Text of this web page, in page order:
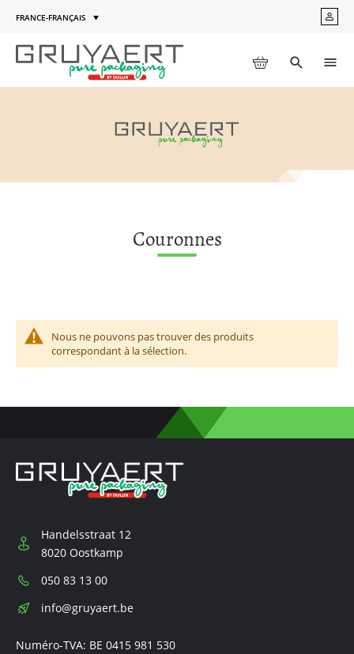
Langue
FRANCE-FRANÇAIS MON
MON PANIER
Toggle
search
Couronnes
Nous ne pouvons pas trouver des produits
correspondant à la sélection.
Handelsstraat 12
8020 Oostkamp
Téléphone:
050 83 13 00
E-
info@gruyaert.be
Numéro-TVA: BE 0415 981 530